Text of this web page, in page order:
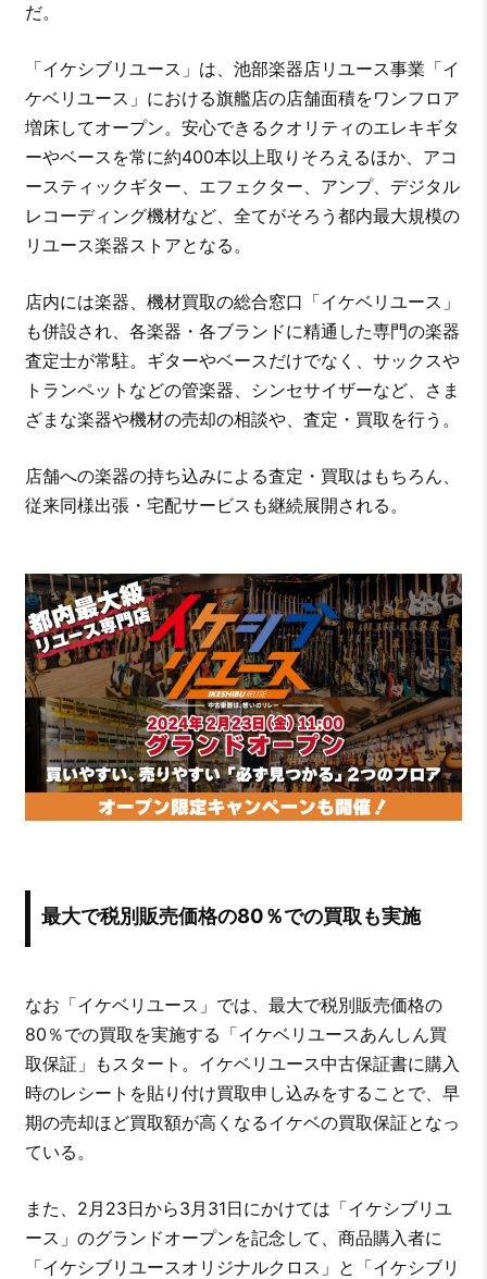
だ。
「イケシブリユース」は、池部楽器店リユース事業「イ
ケベリユース」における旗艦店の店舗面積をワンフロア
増床してオープン。安心できるクオリティのエレキギタ
ーやベースを常に約400本以上取りそろえるほか、アコ
ースティックギター、エフェクター、アンプ、デジタル
レコーディング機材など、全てがそろう都内最大規模の
リユース楽器ストアとなる。
店内には楽器、機材買取の総合窓口「イケベリユース」
も併設され、各楽器・各ブランドに精通した専門の楽器
査定士が常駐。ギターやベースだけでなく、サックスや
トランペットなどの管楽器、シンセサイザーなど、さま
ざまな楽器や機材の売却の相談や、査定・買取を行う。
店舗への楽器の持ち込みによる査定・買取はもちろん、
従来同様出張・宅配サービスも継続展開される。
最大で税別販売価格の80％での買取も実施
なお「イケベリユース」では、最大で税別販売価格の
80％での買取を実施する「イケベリユースあんしん買
取保証」もスタート。イケベリユース中古保証書に購入
時のレシートを貼り付け買取申し込みをすることで、早
期の売却ほど買取額が高くなるイケベの買取保証となっ
ている。
また、2月23日から3月31日にかけては「イケシブリユ
ース」のグランドオープンを記念して、商品購入者に
「イケシブリユースオリジナルクロス」と「イケシブリ